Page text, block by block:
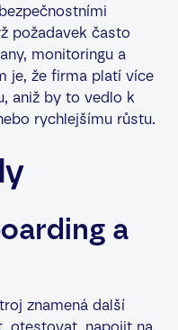
požadavek často
monitoringu a
je, že firma platí více
aniž by to vedlo k
rychlejšímu růstu.
a
znamená další